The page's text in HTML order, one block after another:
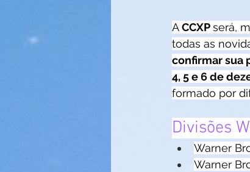
A CCXP será,
todas as
confirmar sua
4, 5 e 6 de
formado por
Divisões
Warner
Warner